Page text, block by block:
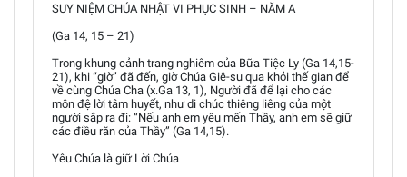
SUY NIỆM CHÚA NHẬT VI PHỤC SINH – NĂM A
(Ga 14, 15 – 21)
Trong khung cảnh trang nghiêm của Bữa Tiệc Ly (Ga 14,15-
21), khi “giờ” đã đến, giờ Chúa Giê-su qua khỏi thế gian để
về cùng Chúa Cha (x.Ga 13, 1), Người đã để lại cho các
môn đệ lời tâm huyết, như di chúc thiêng liêng của một
người sắp ra đi: “Nếu anh em yêu mến Thầy, anh em sẽ giữ
các điều răn của Thầy” (Ga 14,15).
Yêu Chúa là giữ Lời Chúa